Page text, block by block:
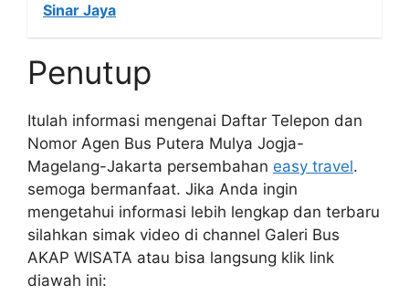
Sinar Jaya
Penutup
Itulah informasi mengenai Daftar Telepon dan
Nomor Agen Bus Putera Mulya Jogja-
Magelang-Jakarta persembahan easy travel.
semoga bermanfaat. Jika Anda ingin
mengetahui informasi lebih lengkap dan terbaru
silahkan simak video di channel Galeri Bus
AKAP WISATA atau bisa langsung klik link
diawah ini: